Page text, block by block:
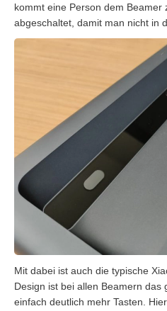
kommt eine Person dem Beamer
abgeschaltet, damit man nicht in
Mit dabei ist auch die typische
Design ist bei allen Beamern
einfach deutlich mehr Tasten.